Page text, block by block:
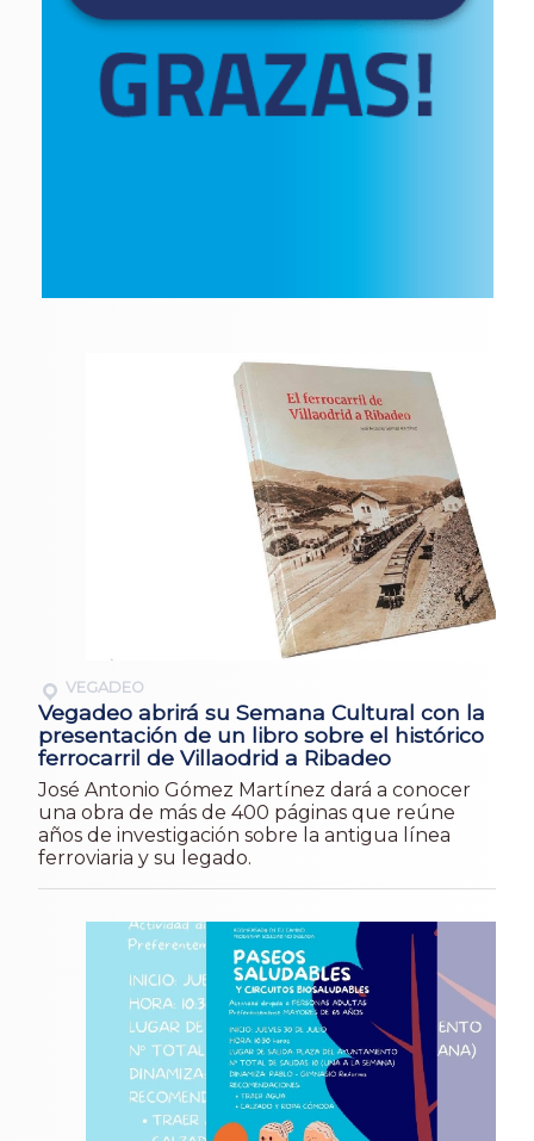
VEGADEO
Vegadeo abrirá su Semana Cultural con la
presentación de un libro sobre el histórico
ferrocarril de Villaodrid a Ribadeo
José Antonio Gómez Martínez dará a conocer
una obra de más de 400 páginas que reúne
años de investigación sobre la antigua línea
ferroviaria y su legado.